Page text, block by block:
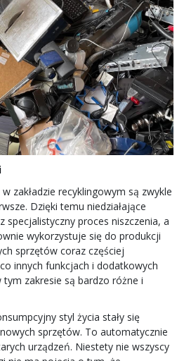
zakładzie recyklingowym są zwykle
Dzięki temu niedziałające
specjalistyczny proces niszczenia, a
wykorzystuje się do produkcji
sprzętów coraz częściej
innych funkcjach i dodatkowych
tym zakresie są bardzo różne i
styl życia stały się
sprzętów. To automatycznie
urządzeń. Niestety nie wszyscy